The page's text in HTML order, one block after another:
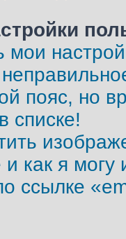
мои
пояс, но
списке!
как я могу
ссылке